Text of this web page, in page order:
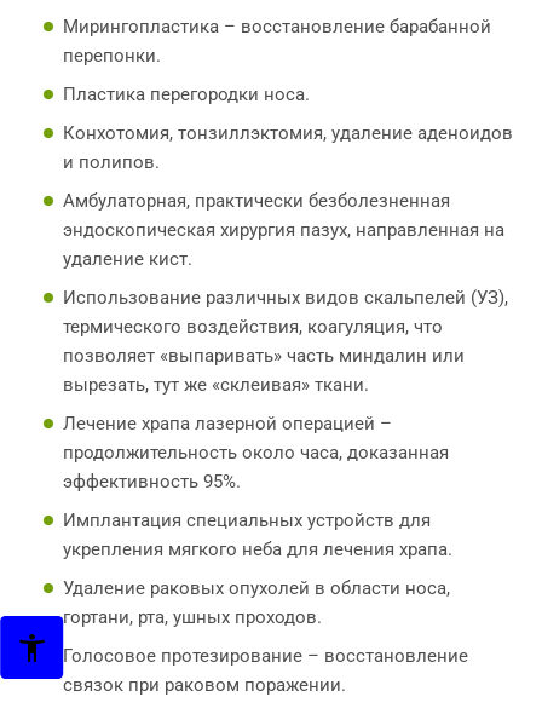
Мирингопластика – восстановление барабанной
перепонки.
Пластика перегородки носа.
Конхотомия, тонзиллэктомия, удаление аденоидов
и полипов.
Амбулаторная, практически безболезненная
эндоскопическая хирургия пазух, направленная на
удаление кист.
Использование различных видов скальпелей (УЗ),
термического воздействия, коагуляция, что
позволяет «выпаривать» часть миндалин или
вырезать, тут же «склеивая» ткани.
Лечение храпа лазерной операцией –
продолжительность около часа, доказанная
эффективность 95%.
Имплантация специальных устройств для
укрепления мягкого неба для лечения храпа.
Удаление раковых опухолей в области носа,
гортани, рта, ушных проходов.
Голосовое протезирование – восстановление
связок при раковом поражении.